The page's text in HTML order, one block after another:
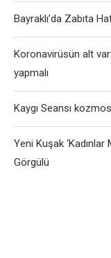
Bayraklı’da Zabıta
Koronavirüsün alt
yapmalı
Kaygı Seansı
Yeni Kuşak
Görgülü